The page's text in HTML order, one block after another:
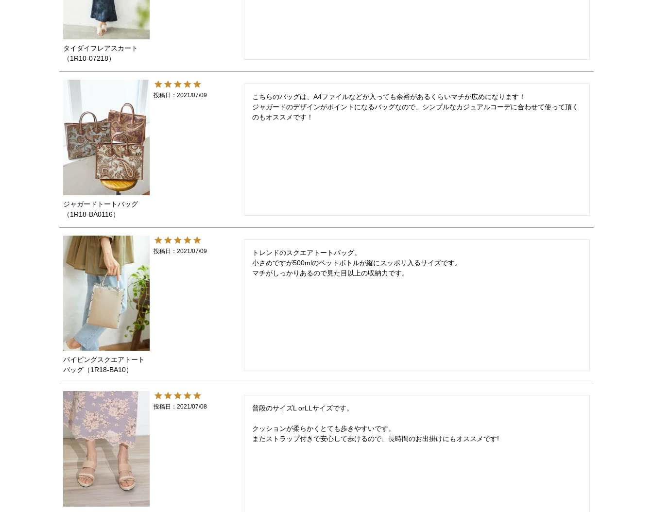
タイダイフレアスカート
（1R10-07218）
ジャガードトートバッグ
（1R18-BA0116）
投稿日 2021/07/09
こちらのバッグは、A4ファイルなどが入っても余裕があるくらいマチが広めになります！
ジャガードのデザインがポイントになるバッグなので、シンプルなカジュアルコーデに合わせて使って頂く
のもオススメです！
パイピングスクエアトート
バッグ（1R18-BA10）
投稿日 2021/07/09
トレンドのスクエアトートバッグ。
小さめですが500mlのペットボトルが縦にスッポリ入るサイズです。
マチがしっかりあるので見た目以上の収納力です。
投稿日 2021/07/08 普段のサイズL orLLサイズです。
クッションが柔らかくとても歩きやすいです。